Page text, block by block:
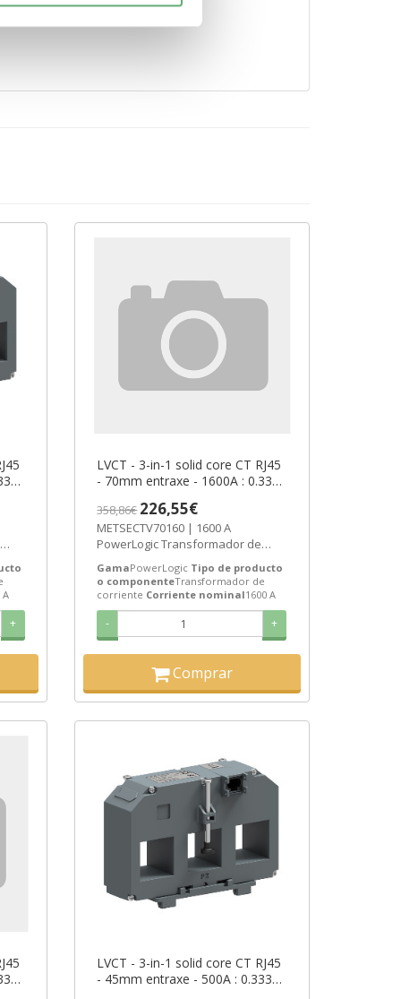
el icono.
A
+
LVCT - 3-in-1 solid core CT RJ45
- 70mm entraxe - 1600A : 0.333V
Schneider Electric [PLAZO 3-6
SEMANAS
358,86€226,55€
METSECTV70160 | 1600 A
PowerLogic Transformador de
ref....
GamaPowerLogic Tipo de producto
o componenteTransformador de
corriente Corriente nominal1600 A
- +
Comprar
LVCT - 3-in-1 solid core CT RJ45
- 45mm entraxe - 500A : 0.333V